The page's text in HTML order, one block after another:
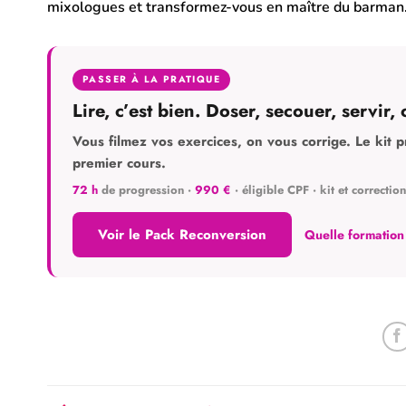
mixologues et transformez-vous en maître du
PASSER À LA PRATIQUE
Lire, c’est bien. Doser, secouer, servir,
Vous filmez vos exercices, on vous corrige. Le kit
premier cours.
72 h de progression · 990 € · éligible CPF · kit et
Voir le Pack Reconversion Quelle